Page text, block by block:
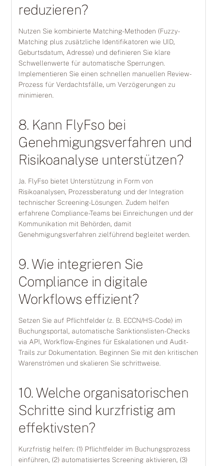
reduzieren?
Nutzen Sie kombinierte Matching-Methoden (Fuzzy-
Matching plus zusätzliche Identifikatoren wie UID,
Geburtsdatum, Adresse) und definieren Sie klare
Schwellenwerte für automatische Sperrungen.
Implementieren Sie einen schnellen manuellen Review-
Prozess für Verdachtsfälle, um Verzögerungen zu
minimieren.
8. Kann FlyFso bei
Genehmigungsverfahren und
Risikoanalyse unterstützen?
Ja. FlyFso bietet Unterstützung in Form von
Risikoanalysen, Prozessberatung und der Integration
technischer Screening-Lösungen. Zudem helfen
erfahrene Compliance-Teams bei Einreichungen und der
Kommunikation mit Behörden, damit
Genehmigungsverfahren zielführend begleitet werden.
9. Wie integrieren Sie
Compliance in digitale
Workflows effizient?
Setzen Sie auf Pflichtfelder (z. B. ECCN/HS-Code) im
Buchungsportal, automatische Sanktionslisten-Checks
via API, Workflow-Engines für Eskalationen und Audit-
Trails zur Dokumentation. Beginnen Sie mit den kritischen
Warenströmen und skalieren Sie schrittweise.
10. Welche organisatorischen
Schritte sind kurzfristig am
effektivsten?
Kurzfristig helfen: (1) Pflichtfelder im Buchungsprozess
einführen, (2) automatisiertes Screening aktivieren, (3)